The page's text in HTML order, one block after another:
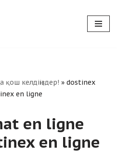
қош келдіңіздер! » dostinex
en ligne
en ligne
en ligne